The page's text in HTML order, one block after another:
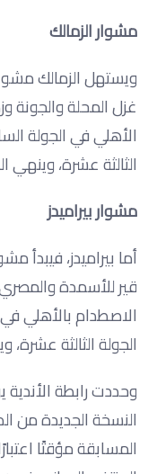
مشوار الزمالك
ويستهل الزمالك
غزل المحلة والجونة
الأهلي في الجولة
الثالثة عشرة، وينهي
مشوار بيراميدز
أما بيراميدز، فيبدأ
قير للأسمدة
الاصطدام بالأهلي
الجولة الثالثة عشرة،
النسخة الجديدة من